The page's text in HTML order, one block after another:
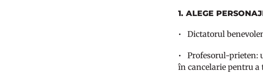
1. ALEGE
• Dictatorul
• Profesorul-prieten:
în cancelarie pentru a